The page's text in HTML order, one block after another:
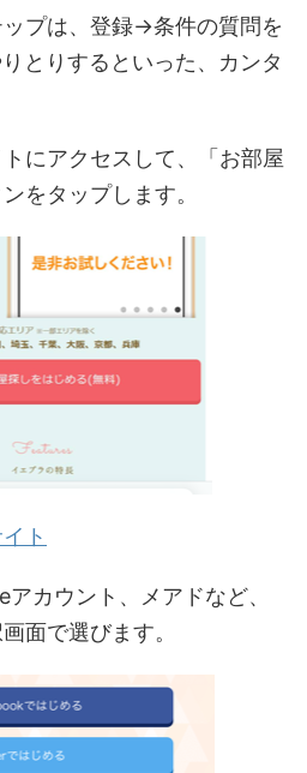
プは、登録→条件の質問を
とりするといった、カンタ
にアクセスして、「お部屋
をタップします。
ト
カウント、メアドなど、
面で選びます。